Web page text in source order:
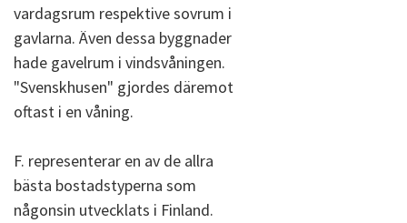
vardagsrum respektive sovrum i
gavlarna. Även dessa byggnader
hade gavelrum i vindsvåningen.
"Svenskhusen" gjordes däremot
oftast i en våning.
F. representerar en av de allra
bästa bostadstyperna som
någonsin utvecklats i Finland.